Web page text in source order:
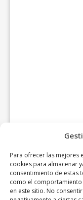
Para ofrecer las mejores
cookies para almacenar
consentimiento de estas
como el
en este sitio. No